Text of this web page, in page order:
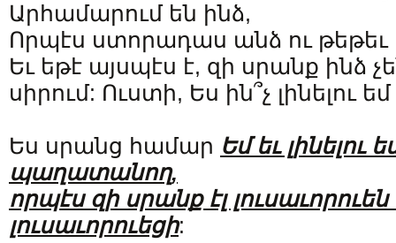
Արհամարում են ինձ,
Որպէս ստորադաս անձ ու թեթեւ
Եւ եթէ այսպէս է, զի սրանք ինձ
սիրում: Ուստի, Ես ին՞չ լինելու
Ես սրանց համար Եմ եւ լինելու
պաղատանող,
որպէս զի սրանք էլ լուսաւորուեն
լուսաւորուեցի: